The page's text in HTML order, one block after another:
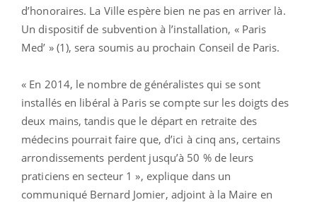
d’honoraires. La Ville espère bien ne pas en arriver là.
Un dispositif de subvention à l’installation, « Paris
Med’ » (1), sera soumis au prochain Conseil de Paris.
« En 2014, le nombre de généralistes qui se sont
installés en libéral à Paris se compte sur les doigts des
deux mains, tandis que le départ en retraite des
médecins pourrait faire que, d’ici à cinq ans, certains
arrondissements perdent jusqu’à 50 % de leurs
praticiens en secteur 1 », explique dans un
communiqué Bernard Jomier, adjoint à la Maire en